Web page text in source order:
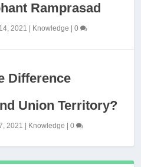
Ramprasad
2021 Knowledge |0
Difference
Union Territory?
2021 Knowledge |0